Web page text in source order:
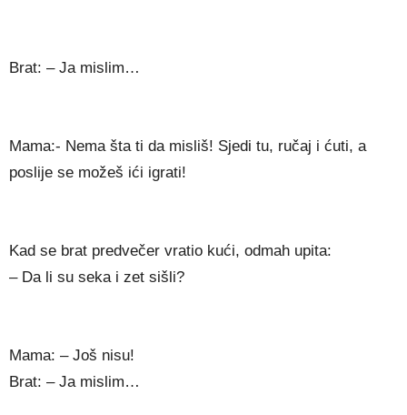
Brat: – Ja mislim…
Mama:- Nema šta ti da misliš! Sjedi tu, ručaj i ćuti, a
poslije se možeš ići igrati!
Kad se brat predvečer vratio kući, odmah upita:
– Da li su seka i zet sišli?
Mama: – Još nisu!
Brat: – Ja mislim…